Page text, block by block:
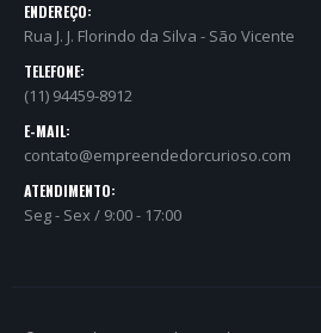
ENDEREÇO:
Rua J. J. Florindo da Silva - São Vicente
TELEFONE:
(11) 94459-8912
E-MAIL:
contato@empreendedorcurioso.com
ATENDIMENTO:
Seg - Sex / 9:00 - 17:00